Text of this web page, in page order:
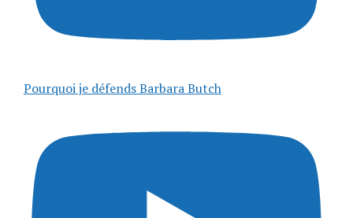
Pourquoi je défends Barbara Butch